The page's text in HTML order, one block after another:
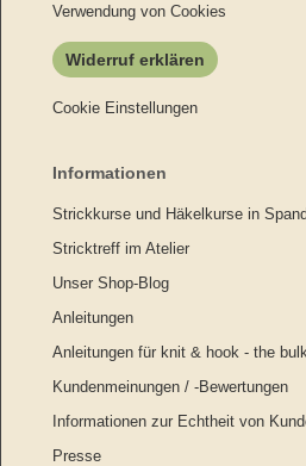
Verwendung von Cookies
Widerruf erklären
Cookie Einstellungen
Informationen
Strickkurse und Häkelkurse in
Stricktreff im Atelier
Unser Shop-Blog
Anleitungen
Anleitungen für knit & hook - the
Kundenmeinungen / -Bewertungen
Informationen zur Echtheit von
Presse